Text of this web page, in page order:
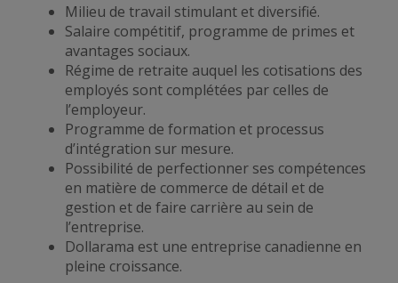
Milieu de travail stimulant et diversifié.
Salaire compétitif, programme de primes et
avantages sociaux.
Régime de retraite auquel les cotisations des
employés sont complétées par celles de
l’employeur.
Programme de formation et processus
d’intégration sur mesure.
Possibilité de perfectionner ses compétences
en matière de commerce de détail et de
gestion et de faire carrière au sein de
l’entreprise.
Dollarama est une entreprise canadienne en
pleine croissance.